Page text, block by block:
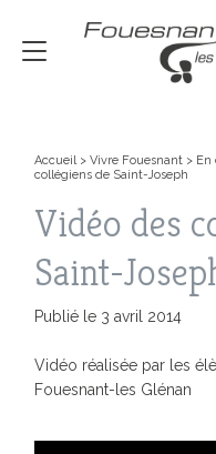
Accueil>Vivre Fouesnant > En
collégiens de Saint-Joseph
Vidéo des
Saint-
Publié le 3 avril 2014
Vidéo réalisée par les
Fouesnant-les Glénan